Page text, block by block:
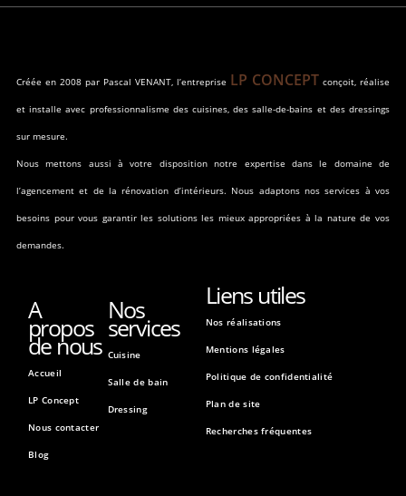
Créée en 2008 par Pascal VENANT, l’entreprise LP CONCEPT conçoit, réalise
et installe avec professionnalisme des cuisines, des salle-de-bains et des dressings
sur mesure.
Nous mettons aussi à votre disposition notre expertise dans le domaine de
l’agencement et de la rénovation d’intérieurs. Nous adaptons nos services à vos
besoins pour vous garantir les solutions les mieux appropriées à la nature de vos
demandes.
A
propos
de nous
Accueil
LP Concept
Nous contacter
Blog
Nos
services
Cuisine
Salle de bain
Dressing
Liens utiles
Nos réalisations
Mentions légales
Politique de confidentialité
Plan de site
Recherches fréquentes